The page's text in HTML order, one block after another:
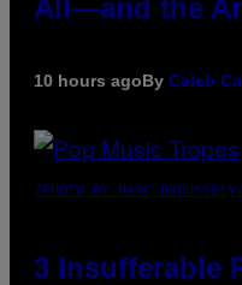
All—and the
10 hours agoBy Caleb
(PHOTO BY MARC
3 Insufferable